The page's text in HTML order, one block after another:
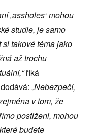
‚assholes‘ mohou
éstudie, je samo
si takové téma jako
až trochu
říká
„Nebezpečí,
éna v tom, že
postiženi, mohou
é budete